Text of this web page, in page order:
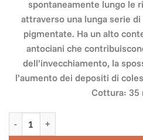
spontaneamente lungo le
attraverso una lunga serie
pigmentate. Ha un alto
antociani che
dell’invecchiamento, la
l’aumento dei depositi di
Cottura: 35